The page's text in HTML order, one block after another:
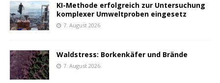
KI-Methode erfolgreich zur Untersuchung
komplexer Umweltproben eingesetz
7. August 2026
Waldstress: Borkenkäfer und Brände
7. August 2026